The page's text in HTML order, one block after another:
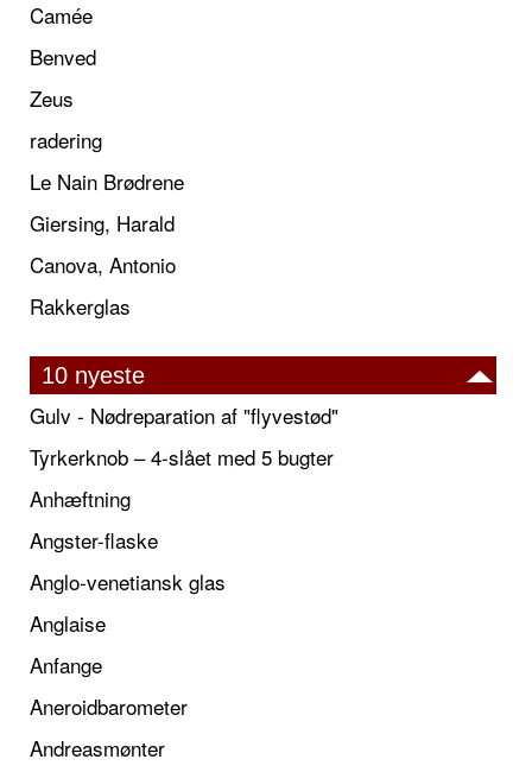
Camée
Benved
Zeus
radering
Le Nain Brødrene
Giersing, Harald
Canova, Antonio
Rakkerglas
10 nyeste
Gulv - Nødreparation af "flyvestød"
Tyrkerknob – 4-slået med 5 bugter
Anhæftning
Angster-flaske
Anglo-venetiansk glas
Anglaise
Anfange
Aneroidbarometer
Andreasmønter